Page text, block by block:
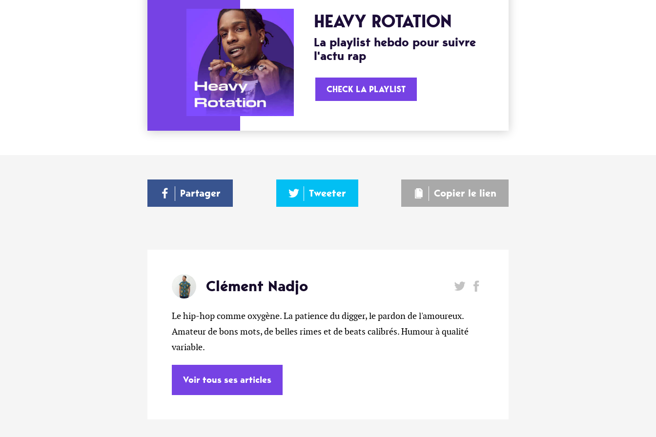
HEAVY ROTATION
La playlist hebdo pour suivre
l'actu rap
CHECK LA PLAYLIST
Partager Tweeter Copier le lien
Clément Nadjo
Le hip-hop comme oxygène. La patience du digger, le pardon de l'amoureux.
Amateur de bons mots, de belles rimes et de beats calibrés. Humour à qualité
variable.
Voir tous ses articles